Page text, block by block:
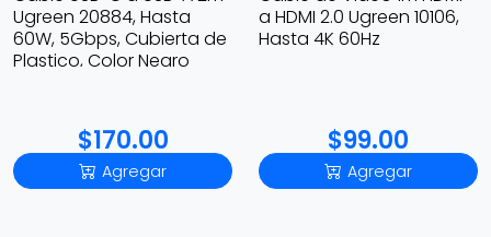
Ugreen 20884, Hasta
60W, 5Gbps, Cubierta de
Plastico, Color Negro
$170.00
Agregar
a HDMI 2.0 Ugreen 10106,
Hasta 4K 60Hz
$99.00
Agregar